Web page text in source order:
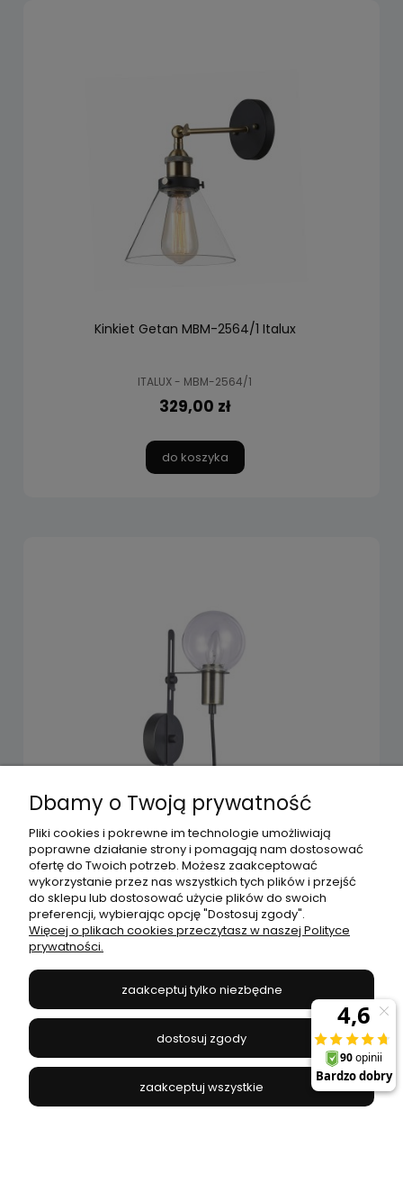
Kinkiet Getan MBM-2564/1 Italux
ITALUX - MBM-2564/1
329,00 zł
do koszyka
Kinkiet Gianni MB16096-1B Italux
ITALUX - MB16096-1B
140,00 zł
do koszyka
Dbamy o Twoją prywatność
Pliki cookies i pokrewne im technologie umożliwiają
poprawne działanie strony i pomagają nam dostosować
ofertę do Twoich potrzeb. Możesz zaakceptować
wykorzystanie przez nas wszystkich tych plików i przejść
do sklepu lub dostosować użycie plików do swoich
preferencji, wybierając opcję "Dostosuj zgody".
Więcej o plikach cookies przeczytasz w naszej Polityce
prywatności.
zaakceptuj tylko niezbędne
dostosuj zgody
zaakceptuj wszystkie